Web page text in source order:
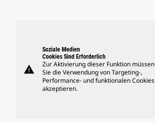
warning
Soziale Medien
Cookies Sind Erforderlich
Zur Aktivierung dieser Funktion müssen
Sie die Verwendung von Targeting-,
Performance- und funktionalen Cookies
akzeptieren.